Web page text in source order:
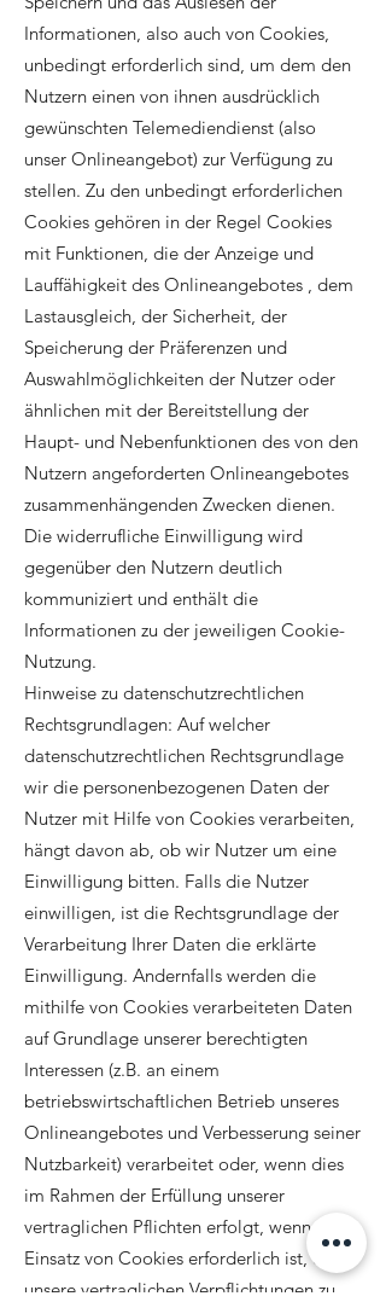
Informationen, also auch von Cookies,
unbedingt erforderlich sind, um dem den
Nutzern einen von ihnen ausdrücklich
gewünschten Telemediendienst (also
unser Onlineangebot) zur Verfügung zu
stellen. Zu den unbedingt erforderlichen
Cookies gehören in der Regel Cookies
mit Funktionen, die der Anzeige und
Lauffähigkeit des Onlineangebotes , dem
Lastausgleich, der Sicherheit, der
Speicherung der Präferenzen und
Auswahlmöglichkeiten der Nutzer oder
ähnlichen mit der Bereitstellung der
Haupt- und Nebenfunktionen des von den
Nutzern angeforderten Onlineangebotes
zusammenhängenden Zwecken dienen.
Die widerrufliche Einwilligung wird
gegenüber den Nutzern deutlich
kommuniziert und enthält die
Informationen zu der jeweiligen Cookie-
Nutzung.
Hinweise zu datenschutzrechtlichen
Rechtsgrundlagen: Auf welcher
datenschutzrechtlichen Rechtsgrundlage
wir die personenbezogenen Daten der
Nutzer mit Hilfe von Cookies verarbeiten,
hängt davon ab, ob wir Nutzer um eine
Einwilligung bitten. Falls die Nutzer
einwilligen, ist die Rechtsgrundlage der
Verarbeitung Ihrer Daten die erklärte
Einwilligung. Andernfalls werden die
mithilfe von Cookies verarbeiteten Daten
auf Grundlage unserer berechtigten
Interessen (z.B. an einem
betriebswirtschaftlichen Betrieb unseres
Onlineangebotes und Verbesserung seiner
Nutzbarkeit) verarbeitet oder, wenn dies
im Rahmen der Erfüllung unserer
vertraglichen Pflichten erfolgt, wenn der
Einsatz von Cookies erforderlich ist, um
unsere vertraglichen Verpflichtungen zu